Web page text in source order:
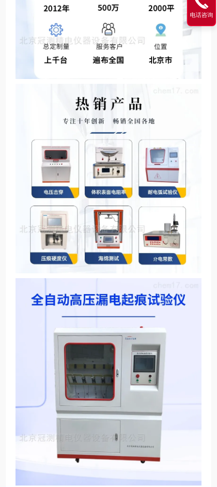
电话咨询